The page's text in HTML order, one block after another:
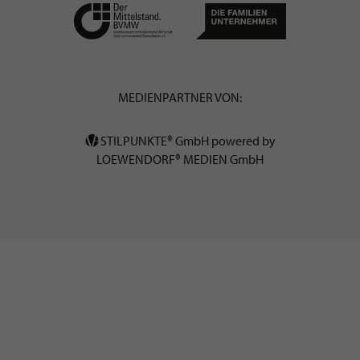
MEDIENPARTNER VON:
STILPUNKTE® GmbH powered by
LOEWENDORF® MEDIEN GmbH